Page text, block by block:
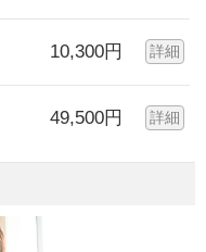
10,300円 詳細
49,500円 詳細